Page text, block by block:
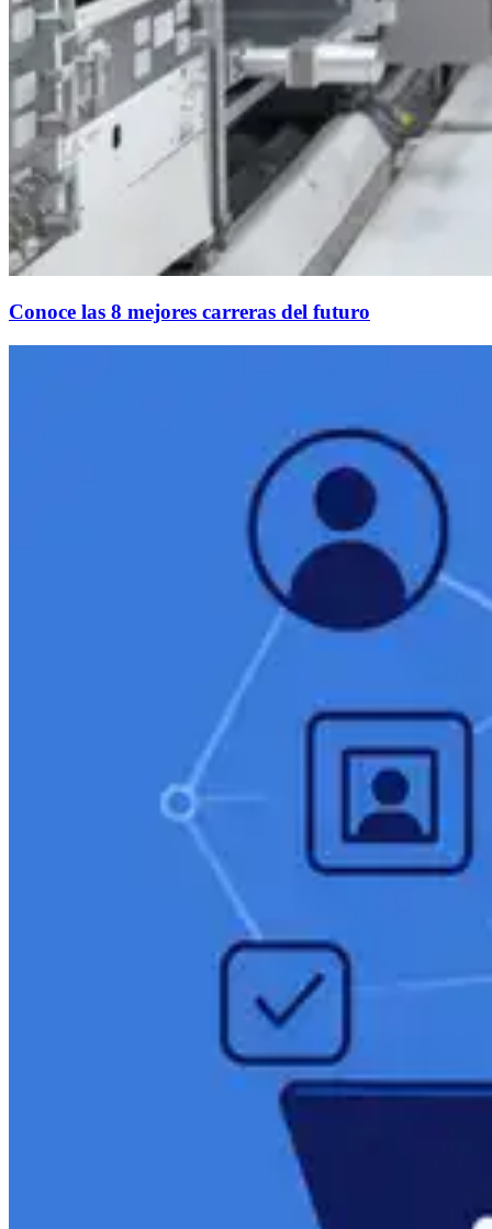
Conoce las 8 mejores carreras del futuro